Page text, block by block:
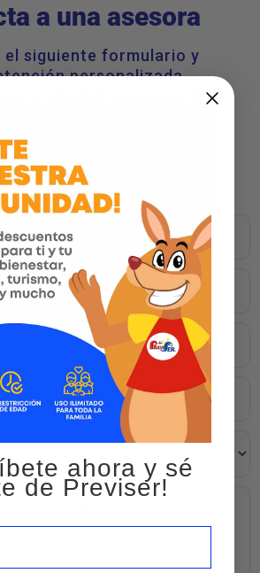
a una asesora
el siguiente formulario y
personalizada
GRATIS por parte de
ahora y sé
de Previser!